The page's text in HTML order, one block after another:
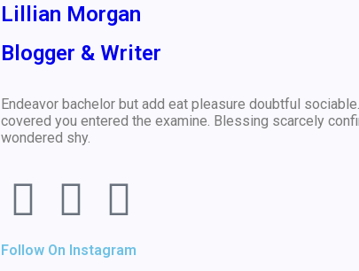
Lillian Morgan
Blogger & Writer
Endeavor bachelor but add eat pleasure doubtful
covered you entered the examine. Blessing scarcely
wondered shy.
Follow On Instagram